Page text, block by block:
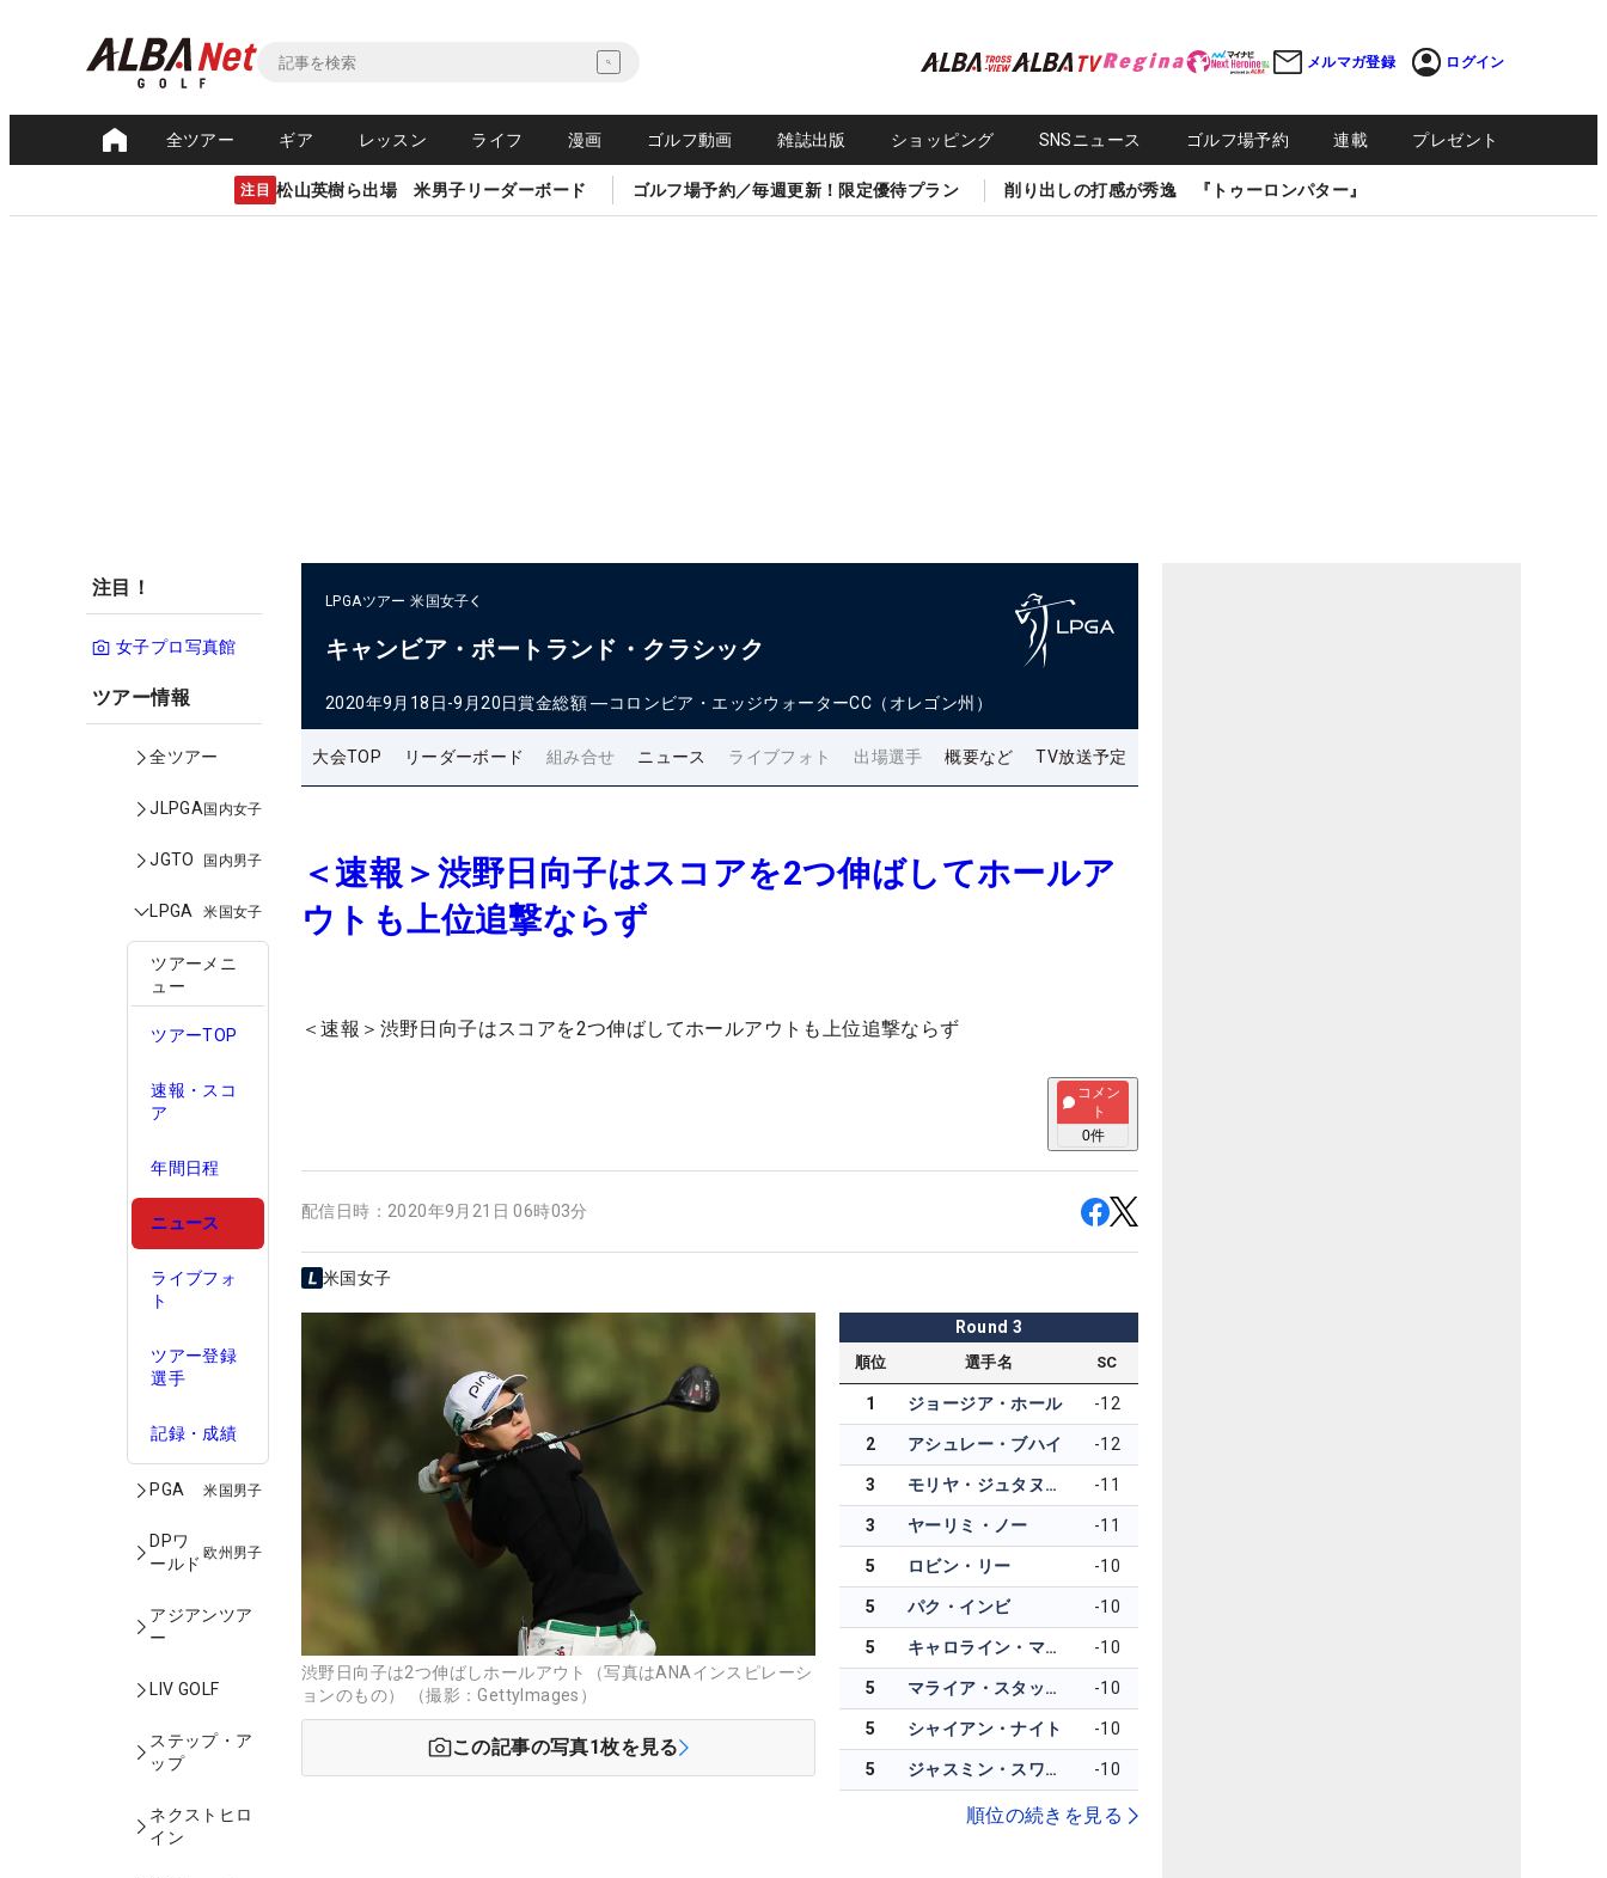
メルマガ登録 ログイン
全ツアー ギア レッスン ライフ 漫画 ゴルフ動画 雑誌出版 ショッピング SNSニュース ゴルフ場予約 連載 プレゼント
注目 松山英樹ら出場 米男子リーダーボード ゴルフ場予約／毎週更新！限定優待プラン 削り出しの打感が秀逸 『トゥーロンパター』
注目！
女子プロ写真館
ツアー情報
全ツアー
JLPGA国内女子
JGTO 国内男子
LPGA 米国女子
ツアーメニ
ュー
ツアーTOP
速報・スコ
ア
年間日程
ニュース
ライブフォ
ト
ツアー登録
選手
記録・成績
PGA 米国男子
DPワ
ールド
欧州男子
アジアンツア
ー
LIV GOLF
ステップ・ア
ップ
ネクストヒロ
イン
LPGAツアー 米国女子
キャンビア・ポートランド・クラシック
2020年9月18日-9月20日賞金総額 ―コロンビア・エッジウォーターCC（オレゴン州）
大会TOP リーダーボード 組み合せ ニュース ライブフォト 出場選手 概要など TV放送予定
＜速報＞渋野日向子はスコアを2つ伸ばしてホールア
ウトも上位追撃ならず
＜速報＞渋野日向子はスコアを2つ伸ばしてホールアウトも上位追撃ならず
コメン
ト
0件
配信日時： 2020年9月21日 06時03分
米国女子
渋野日向子は2つ伸ばしホールアウト（写真はANAインスピレーシ
ョンのもの） （撮影：GettyImages）
この記事の写真1枚を見る
Round 3
順位 選手名 SC
1 ジョージア・ホール -12
2 アシュレー・ブハイ -12
3 モリヤ・ジュタヌガーン -11
3 ヤーリミ・ノー -11
5 ロビン・リー -10
5 パク・インビ -10
5 キャロライン・マッソン -10
5 マライア・スタックハウス -10
5 シャイアン・ナイト -10
5 ジャスミン・スワンナプーラ -10
順位の続きを見る